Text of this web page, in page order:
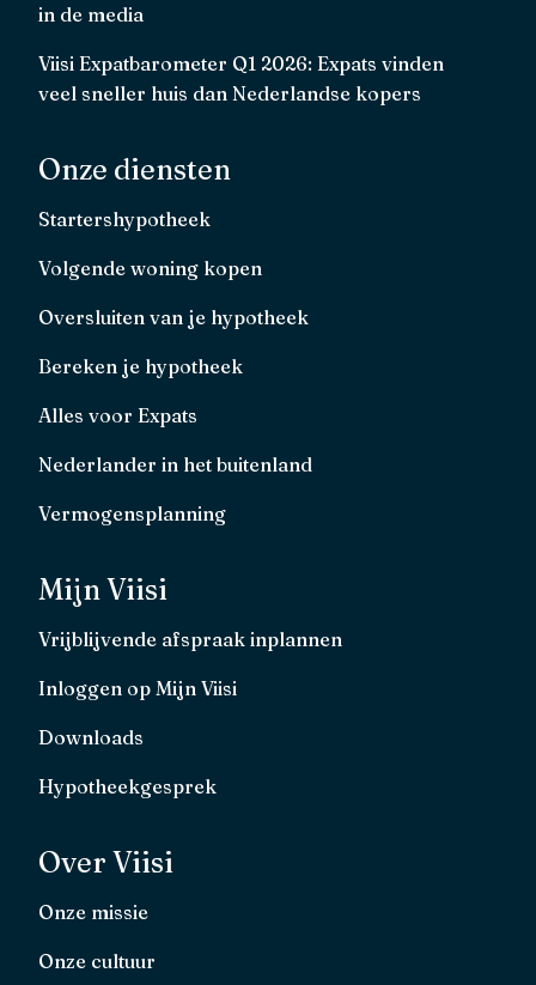
in de media
Viisi Expatbarometer Q1 2026: Expats vinden
veel sneller huis dan Nederlandse kopers
Onze diensten
Startershypotheek
Volgende woning kopen
Oversluiten van je hypotheek
Bereken je hypotheek
Alles voor Expats
Nederlander in het buitenland
Vermogensplanning
Mijn Viisi
Vrijblijvende afspraak inplannen
Inloggen op Mijn Viisi
Downloads
Hypotheekgesprek
Over Viisi
Onze missie
Onze cultuur